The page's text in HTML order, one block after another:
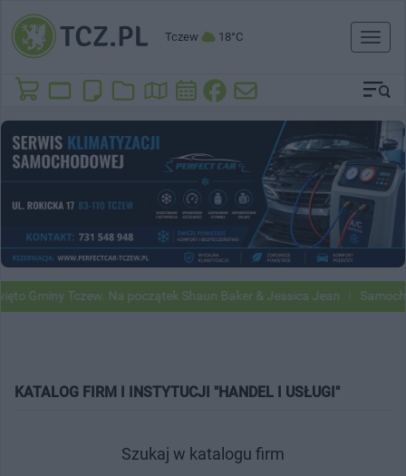
Tczew 18°C
Toggle
Gminy Tczew. Na początek Shaun Baker & Jessica Jean
KATALOG FIRM I INSTYTUCJI "HANDEL I USŁUGI"
Szukaj w katalogu firm